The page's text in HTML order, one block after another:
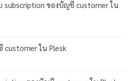
subscription ของบัญชี customer ใน
customer ใน Plesk